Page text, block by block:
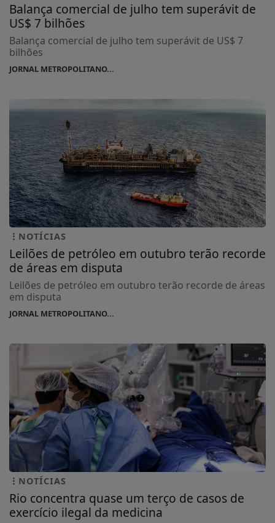
Balança comercial de julho tem superávit de
US$ 7 bilhões
Balança comercial de julho tem superávit de US$ 7
bilhões
JORNAL METROPOLITANO...
NOTÍCIAS
Leilões de petróleo em outubro terão recorde
de áreas em disputa
Leilões de petróleo em outubro terão recorde de áreas
em disputa
JORNAL METROPOLITANO...
NOTÍCIAS
Rio concentra quase um terço de casos de
exercício ilegal da medicina